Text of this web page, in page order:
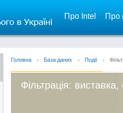
Про Intel Про
Головна База даних Події
Фільтрація: